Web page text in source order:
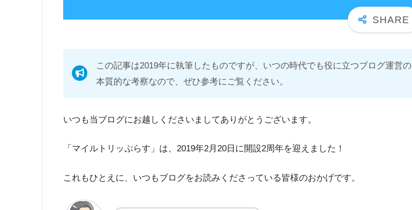
この記事は2019年に執筆したものですが、いつの時代でも役に立つブログ運営の
本質的な考察なので、ぜひ参考にご覧ください。
いつも当ブログにお越しくださいましてありがとうございます。
「マイルトリッぷらす」は、2019年2月20日に開設2周年を迎えました！
これもひとえに、いつもブログをお読みくださっている皆様のおかげです。